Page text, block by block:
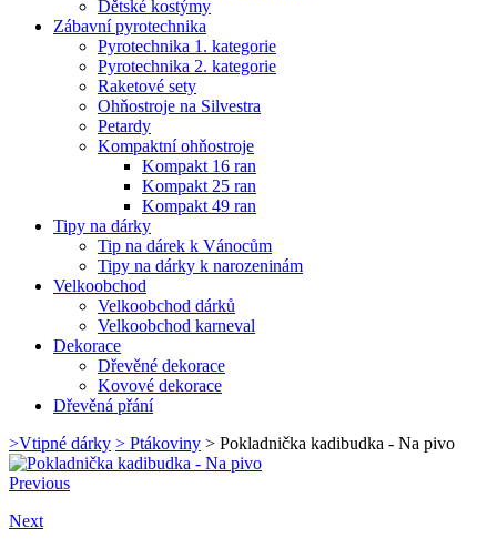
Dětské kostýmy
Zábavní pyrotechnika
Pyrotechnika 1. kategorie
Pyrotechnika 2. kategorie
Raketové sety
Ohňostroje na Silvestra
Petardy
Kompaktní ohňostroje
Kompakt 16 ran
Kompakt 25 ran
Kompakt 49 ran
Tipy na dárky
Tip na dárek k Vánocům
Tipy na dárky k narozeninám
Velkoobchod
Velkoobchod dárků
Velkoobchod karneval
Dekorace
Dřevěné dekorace
Kovové dekorace
Dřevěná přání
>Vtipné dárky > Ptákoviny > Pokladnička kadibudka - Na pivo
Previous
Next